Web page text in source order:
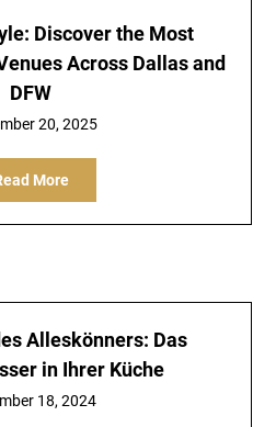
Discover the Most
Across Dallas and
DFW
20, 2025
More
Alleskönners: Das
in Ihrer Küche
18, 2024